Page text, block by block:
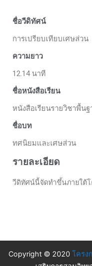
ชื่อวีดิทัศน์
การเปรียบเทียบเศษส่วน
ความยาว
12.14 นาที
ชื่อหนังสือเรียน
หนังสือเรียนรายวิชาพื้น
ชื่อบท
ทศนิยมและเศษส่วน
รายละเอียด
วีดิทัศน์นี้จัดทำขึ้นภายใต้โ
Copyright © 2020 โครง